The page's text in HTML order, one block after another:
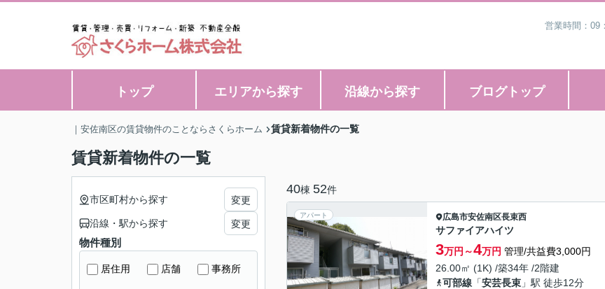
営業時間：09
トップ エリアから探す 沿線から探す ブログトップ
｜安佐南区の賃貸物件のことならさくらホーム 賃貸新着物件の一覧
賃貸新着物件の一覧
40棟 52件
アパート 広島市安佐南区長束西
サファイアハイツ
3万円～4万円 管理/共益費3,000円
26.00㎡ (1K) /築34年 /2階建
可部線 「安芸長束 」駅 徒歩12分
市区町村から探す 変更
沿線・駅から探す 変更
物件種別
居住用 店舗 事務所